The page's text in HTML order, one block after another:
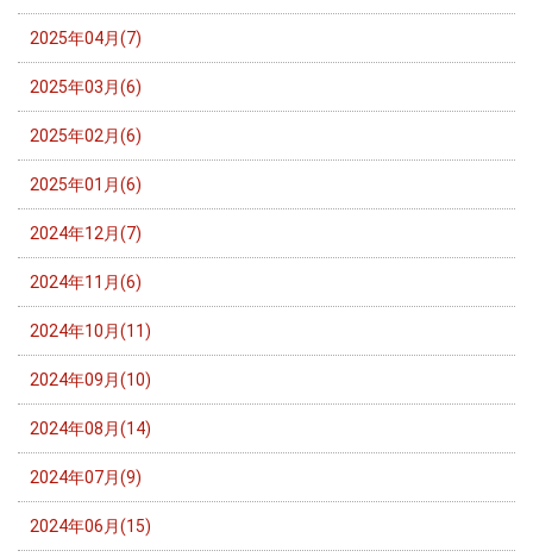
2025年04月(7)
2025年03月(6)
2025年02月(6)
2025年01月(6)
2024年12月(7)
2024年11月(6)
2024年10月(11)
2024年09月(10)
2024年08月(14)
2024年07月(9)
2024年06月(15)